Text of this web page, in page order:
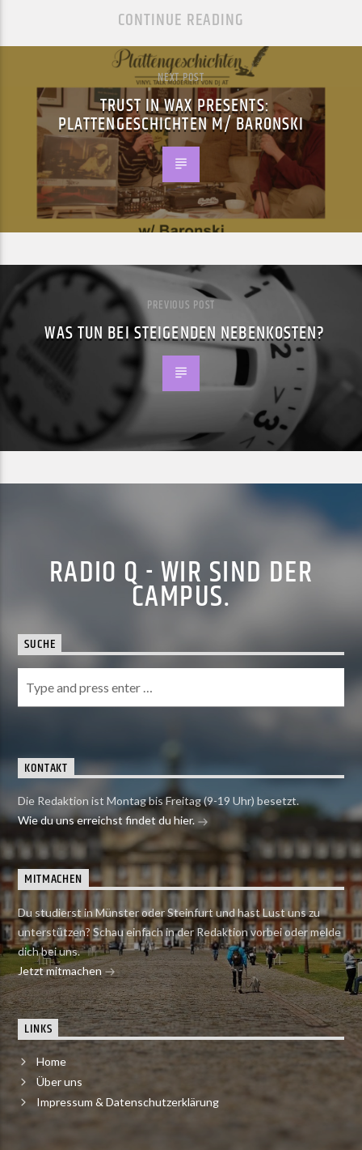
CONTINUE READING
NEXT POST
TRUST IN WAX PRESENTS:
PLATTENGESCHICHTEN M/ BARONSKI
PREVIOUS POST
WAS TUN BEI STEIGENDEN NEBENKOSTEN?
RADIO Q - WIR SIND DER
CAMPUS.
SUCHE
KONTAKT
Die Redaktion ist Montag bis Freitag (9-19 Uhr) besetzt.
Wie du uns erreichst findet du hier.
MITMACHEN
Du studierst in Münster oder Steinfurt und hast Lust uns zu
unterstützen? Schau einfach in der Redaktion vorbei oder melde
dich bei uns.
Jetzt mitmachen
LINKS
Home
Über uns
Impressum & Datenschutzerklärung